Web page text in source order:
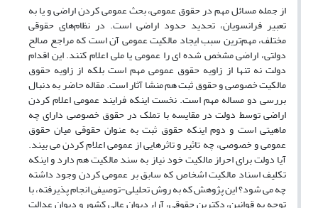
از جمله مسائل مهم در حقوق عمومی، بحث عمومی کردن اراضی و یا به
تعبیر فرانسویان، تحدید حدود اراضی است. در نظام‌های حقوقی
مختلف، مهم‌ترین سبب ایجاد مالکیت عمومی آن است که مراجع صالح
دولتی، اراضی مشخص شده ای را عمومی یا ملی اعلام کنند. این اقدام
دولت نه تنها از زاویه حقوق عمومی مهم است بلکه از زاویه حقوق
مالکیت خصوصی و حقوق ثبت هم منشا آثار است. مقاله حاضر به دنبال
بررسی دو مساله مهم است. نخست اینکه فرایند عمومی اعلام کردن
اراضی توسط دولت در مقایسه با تملک در حقوق خصوصی دارای چه
ماهیتی است و دوم اینکه حقوق ثبت به عنوان حقوقی میان حقوق
عمومی و خصوصی، چه تاثیر و تاثرهایی از عمومی اعلام کردن می بیند.
آیا دولت برای احراز مالکیت خود نیاز به سند مالکیت هم دارد و اینکه
تکلیف اسناد مالکیت اشخاص که سابق بر عمومی کردن وجود داشته
چه می شود؟ این پژوهش که به روش تحلیلی-توصیفی انجام پذیرفته، با